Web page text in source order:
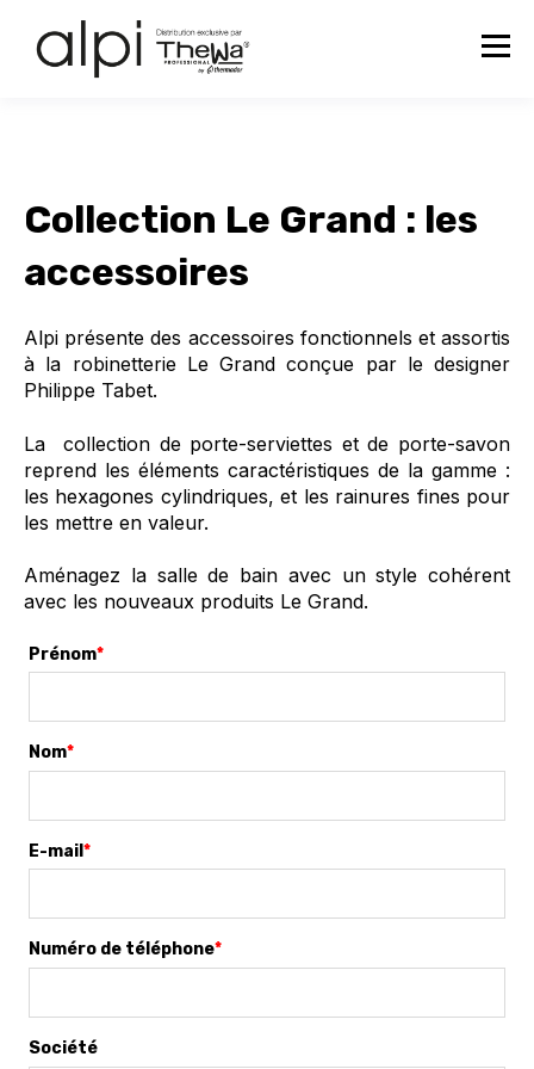
Collection Le Grand : les
accessoires
Alpi présente des accessoires fonctionnels et assortis
à la robinetterie Le Grand conçue par le designer
Philippe Tabet.
La collection de porte-serviettes et de porte-savon
reprend les éléments caractéristiques de la gamme :
les hexagones cylindriques, et les rainures fines pour
les mettre en valeur.
Aménagez la salle de bain avec un style cohérent
avec les nouveaux produits Le Grand.
Prénom*
Nom*
E-mail *
Numéro de téléphone*
Société